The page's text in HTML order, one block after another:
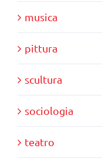
musica
pittura
scultura
sociologia
teatro